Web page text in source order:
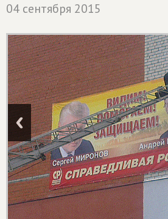
04 сентября 2015